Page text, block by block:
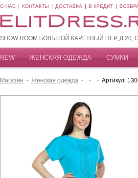
О НАС КОНТАКТЫ ДОСТАВКА В КРЕДИТ
SHOW ROOM БОЛЬШОЙ КАРЕТНЫЙ ПЕР, Д 20,
NEW ЖЕНСКАЯ ОДЕЖДА СУМКИ
Магазин - Женская одежда - - - Артикул: